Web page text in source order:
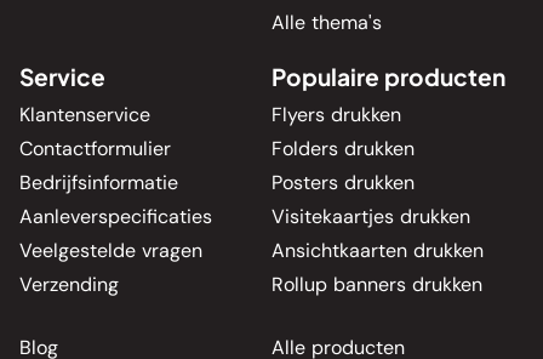
Alle thema's
Service
Klantenservice
Contactformulier
Bedrijfsinformatie
Aanleverspecificaties
Veelgestelde vragen
Verzending
Blog
Populaire producten
Flyers drukken
Folders drukken
Posters drukken
Visitekaartjes drukken
Ansichtkaarten drukken
Rollup banners drukken
Alle producten